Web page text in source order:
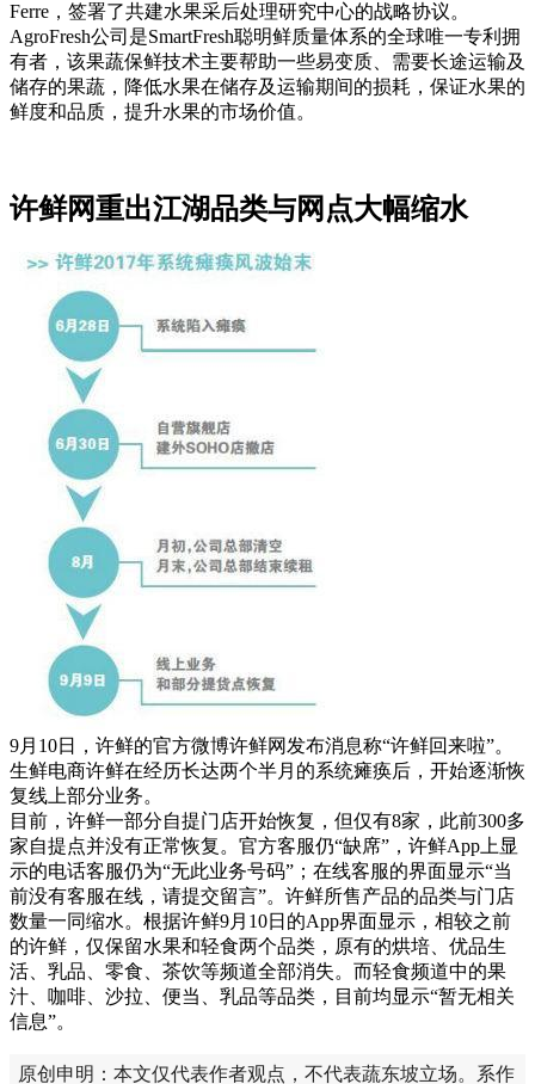
Ferre，签署了共建水果采后处理研究中心的战略协议。
AgroFresh公司是SmartFresh聪明鲜质量体系的全球唯一专利拥
有者，该果蔬保鲜技术主要帮助一些易变质、需要长途运输及
储存的果蔬，降低水果在储存及运输期间的损耗，保证水果的
鲜度和品质，提升水果的市场价值。
许鲜网重出江湖品类与网点大幅缩水
9月10日，许鲜的官方微博许鲜网发布消息称“许鲜回来啦”。
生鲜电商许鲜在经历长达两个半月的系统瘫痪后，开始逐渐恢
复线上部分业务。
目前，许鲜一部分自提门店开始恢复，但仅有8家，此前300多
家自提点并没有正常恢复。官方客服仍“缺席”，许鲜App上显
示的电话客服仍为“无此业务号码”；在线客服的界面显示“当
前没有客服在线，请提交留言”。许鲜所售产品的品类与门店
数量一同缩水。根据许鲜9月10日的App界面显示，相较之前
的许鲜，仅保留水果和轻食两个品类，原有的烘培、优品生
活、乳品、零食、茶饮等频道全部消失。而轻食频道中的果
汁、咖啡、沙拉、便当、乳品等品类，目前均显示“暂无相关
信息”。
原创申明：本文仅代表作者观点，不代表蔬东坡立场。系作